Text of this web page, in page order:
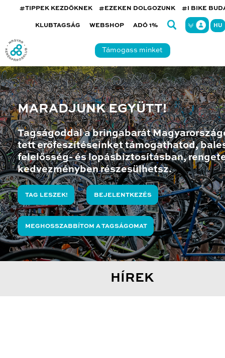
#TIPPEK KEZDŐKNEK #EZEKEN DOLGOZUNK #I BIKE
KLUBTAGSÁG WEBSHOP ADÓ 1% HU
Támogass minket
MARADJUNK EGYÜTT!
Tagságoddal a bringabarát
tett erőfeszítéseinket támogathatod,
felelősség- és lopásbiztosításban,
kedvezményben részesülhetsz.
TAG LESZEK! BEJELENTKEZÉS
MEGHOSSZABBÍTOM A TAGSÁGOMAT
HÍREK